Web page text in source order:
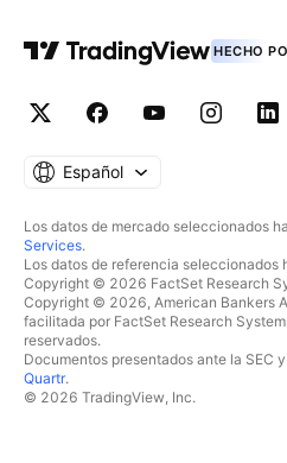
HECHO
Español
Los datos de mercado seleccionados
Services.
Los datos de referencia seleccionados
Copyright © 2026 FactSet Research
Copyright © 2026, American Bankers
facilitada por FactSet Research
reservados.
Documentos presentados ante la SEC
Quartr.
© 2026 TradingView, Inc.